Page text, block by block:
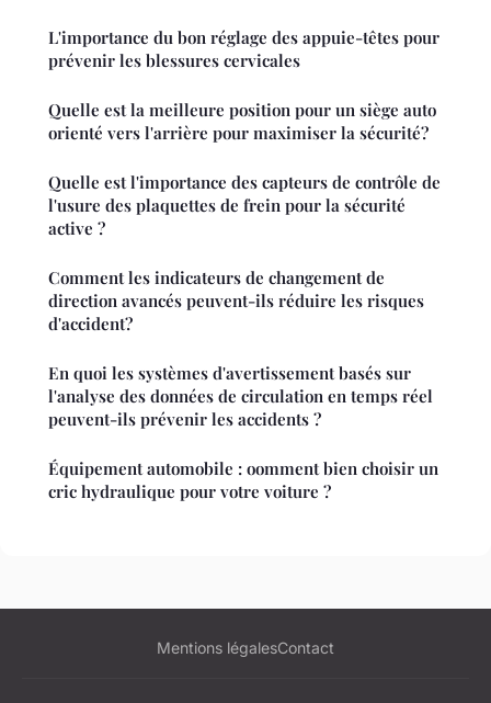
L'importance du bon réglage des appuie-têtes pour
prévenir les blessures cervicales
Quelle est la meilleure position pour un siège auto
orienté vers l'arrière pour maximiser la sécurité?
Quelle est l'importance des capteurs de contrôle de
l'usure des plaquettes de frein pour la sécurité
active ?
Comment les indicateurs de changement de
direction avancés peuvent-ils réduire les risques
d'accident?
En quoi les systèmes d'avertissement basés sur
l'analyse des données de circulation en temps réel
peuvent-ils prévenir les accidents ?
Équipement automobile : oomment bien choisir un
cric hydraulique pour votre voiture ?
Mentions légalesContact